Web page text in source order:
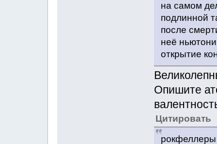
на самом
подлинной
после
неё
открытие
Опишите
Цитировать
рокфеллеры